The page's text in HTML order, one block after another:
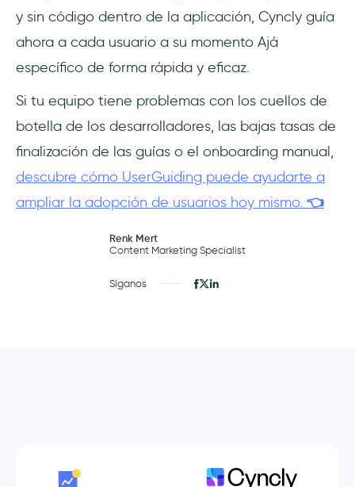
y sin código dentro de la aplicación, Cyncly guía
ahora a cada usuario a su momento Ajá
específico de forma rápida y eficaz.
Si tu equipo tiene problemas con los cuellos de
botella de los desarrolladores, las bajas tasas de
finalización de las guías o el onboarding manual,
descubre cómo UserGuiding puede ayudarte a
ampliar la adopción de usuarios hoy mismo. 👈
Renk Mert
Content Marketing Specialist
Síganos